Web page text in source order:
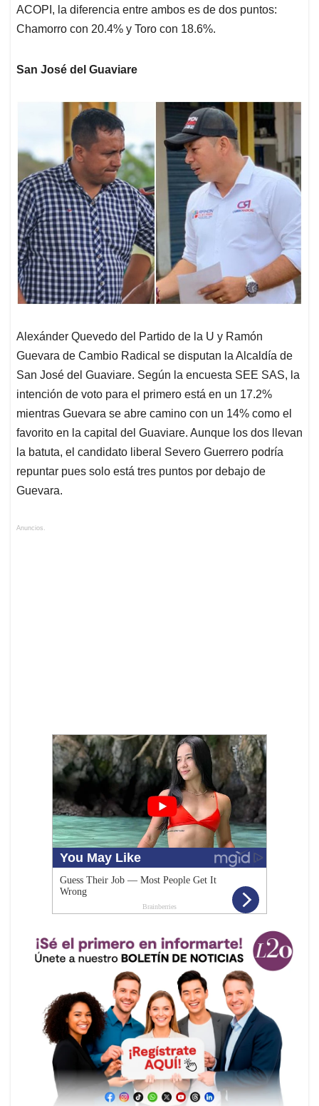
ACOPI, la diferencia entre ambos es de dos puntos:
Chamorro con 20.4% y Toro con 18.6%.
San José del Guaviare
Alexánder Quevedo del Partido de la U y Ramón
Guevara de Cambio Radical se disputan la Alcaldía de
San José del Guaviare. Según la encuesta SEE SAS, la
intención de voto para el primero está en un 17.2%
mientras Guevara se abre camino con un 14% como el
favorito en la capital del Guaviare. Aunque los dos llevan
la batuta, el candidato liberal Severo Guerrero podría
repuntar pues solo está tres puntos por debajo de
Guevara.
Anuncios.